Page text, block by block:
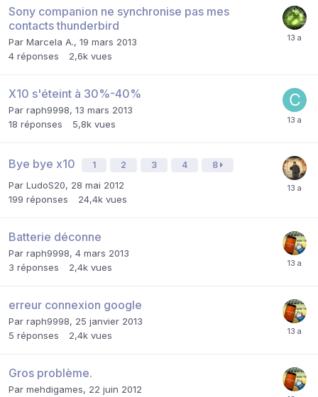
Sony companion ne synchronise pas mes
contacts thunderbird
Par Marcela A., 19 mars 2013
4 réponses 2,6k vues
X10 s'éteint à 30%-40%
Par raph9998, 13 mars 2013
18 réponses 5,8k vues
Bye bye x10 1 2 3 4 8
Par LudoS20, 28 mai 2012
199 réponses 24,4k vues
Batterie déconne
Par raph9998, 4 mars 2013
3 réponses 2,4k vues
erreur connexion google
Par raph9998, 25 janvier 2013
5 réponses 2,4k vues
Gros problème.
Par mehdigames, 22 juin 2012